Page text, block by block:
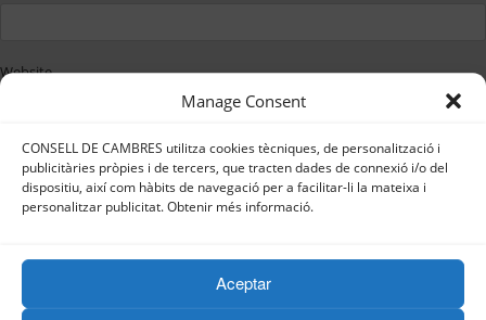
Manage Consent
CONSELL DE CAMBRES utilitza cookies tècniques, de personalització i
publicitàries pròpies i de tercers, que tracten dades de connexió i/o del
dispositiu, així com hàbits de navegació per a facilitar-li la mateixa i
personalitzar publicitat. Obtenir més informació.
Aceptar
Website
Save my name, email, and website in
this browser for the next time I
comment.